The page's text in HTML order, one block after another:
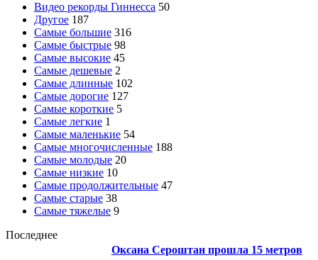
Видео рекорды Гиннесса 50
Другое 187
Самые большие 316
Самые быстрые 98
Самые высокие 45
Самые дешевые 2
Самые длинные 102
Самые дорогие 127
Самые короткие 5
Самые легкие 1
Самые маленькие 54
Самые многочисленные 188
Самые молодые 20
Самые низкие 10
Самые продолжительные 47
Самые старые 38
Самые тяжелые 9
Последнее
Оксана Сероштан прошла 15 метров